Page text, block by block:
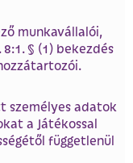
munkavállalói,
§ (1) bekezdés
személyes adatok
a Játékossal
függetlenül